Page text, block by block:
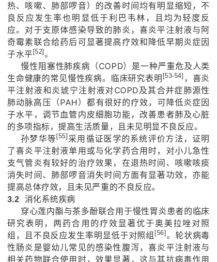
热、咳嗽、肺部啰音）的改善时间均有明显缩短，不
良反应发生率也明显低于利巴韦林，且均为轻度反
应。对于支原体感染导致的肺炎，喜炎平注射液与阿
奇霉素联合给药后可显著提高疗效和降低早期炎症因
子水平 [52] 。
慢性阻塞性肺疾病（ COPD）是一种严重危及人类
生命健康的常见慢性疾病。临床研究表明 [53-54] ，喜炎
平注射液和炎琥宁注射液对COPD及其合并症肺源性
肺动脉高压（ PAH ）都有很好的疗效，可降低炎症因
子水平，调节血管内皮细胞功能，改善患者肺及心脏
的多项指标，提高生活质量，且未见明显不良反应。
孙梦华等 [55] 采用循证医学的系统评价方法，证明
了喜炎平注射液单用或与化学药合用时，对小儿急性
支气管炎有较好的治疗效果，在退热时间、咳嗽咳痰
消失时间、肺部啰音消失时间方面有显著功效，亦能
提高总体疗效，且未见严重的不良反应。
3.2
消化系统疾病
穿心莲内酯与茶多酚联合用于慢性胃炎患者的临床
研究表明，两药合用的疗效显著优于奥美拉唑对照
组，且不良反应发生率明显低于对照组 [56] 。轮状病毒
性肠炎是婴幼儿常见的感染性腹泻，喜炎平注射液与
相关药物联合使用时，效果显著，这与其抗病毒作用